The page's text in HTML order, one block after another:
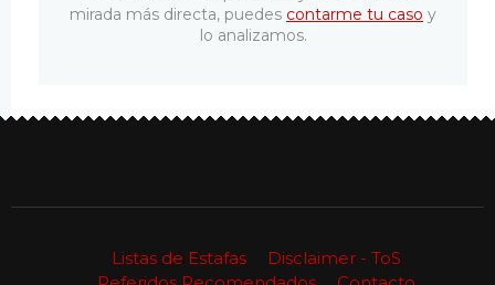
mirada más directa, puedes contarme tu caso y
lo analizamos.
Listas de Estafas
Disclaimer - ToS